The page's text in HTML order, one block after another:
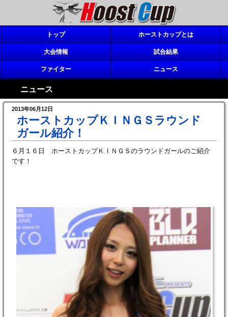
トップ ホーストカップとは
大会情報 試合結果
ファイター ニュース
ニュース
2013年06月12日
ホーストカップＫＩＮＧＳラウンド
ガール紹介！
６月１６日 ホーストカップＫＩＮＧＳのラウンドガールのご紹介
です！